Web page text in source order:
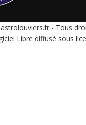
- Tous
Libre diffusé sous